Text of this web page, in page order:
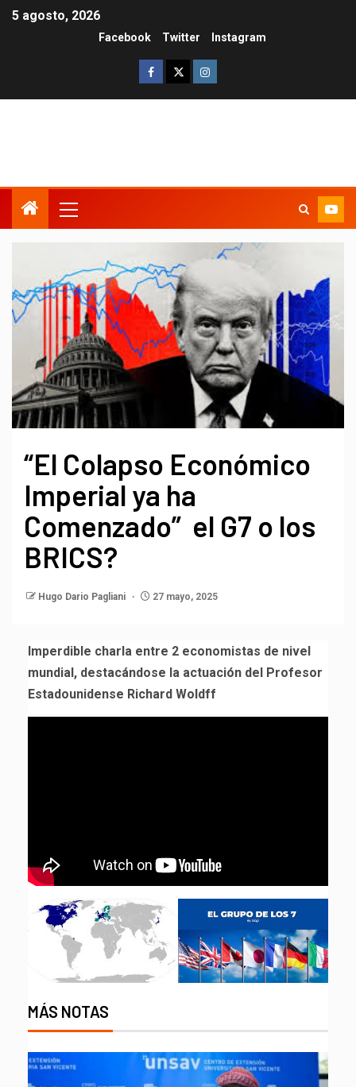
5 agosto, 2026
Facebook Twitter Instagram
“El Colapso Económico
Imperial ya ha
Comenzado” el G7 o los
BRICS?
Hugo Dario Pagliani 27 mayo, 2025
Imperdible charla entre 2 economistas de nivel
mundial, destacándose la actuación del Profesor
Estadounidense Richard Woldff
MÁS NOTAS